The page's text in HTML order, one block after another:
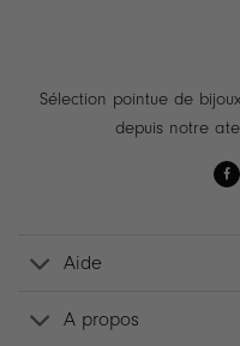
Sélection pointue de
depuis notre
Aide
A propos